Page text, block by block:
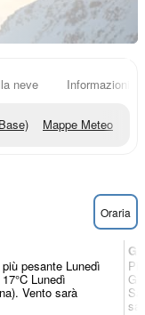
neve Informazioni
Mappe Meteo
Oraria
pesante Lunedì
Lunedì
Vento sarà